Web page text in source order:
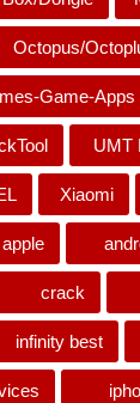
Octopus/
Game-Apps
UMT
Xiaomi
apple
crack
infinity best